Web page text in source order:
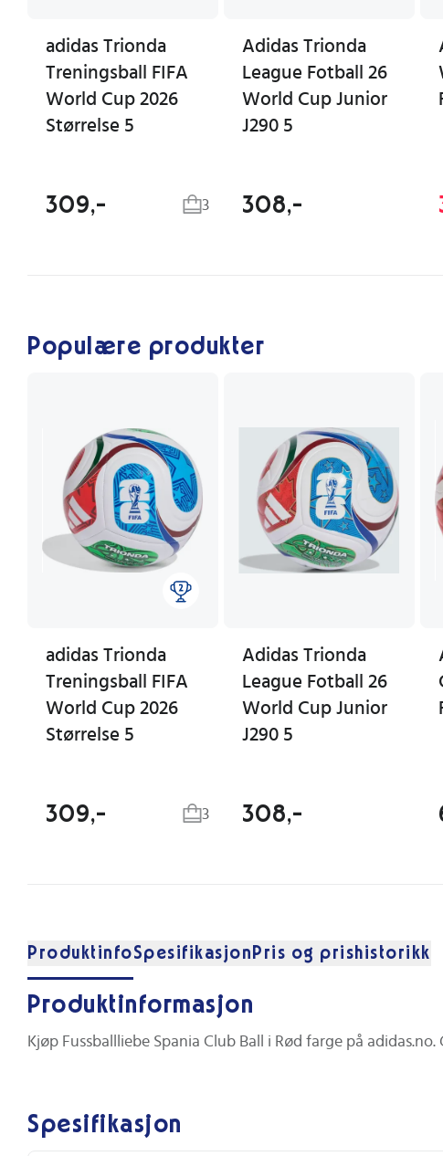
adidas Trionda
Treningsball FIFA
World Cup 2026
Størrelse 5
309,- 3
Adidas Trionda
League Fotball 26
World Cup Junior
J290 5
308,-
Populære produkter
adidas Trionda
Treningsball FIFA
World Cup 2026
Størrelse 5
309,- 3
Adidas Trionda
League Fotball 26
World Cup Junior
J290 5
308,-
ProduktinfoSpesifikasjon Pris og prishistorikk
Produktinformasjon
Kjøp Fussballliebe Spania Club Ball i Rød farge på
Spesifikasjon